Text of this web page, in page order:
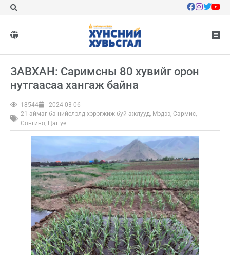
ЗАВХАН: Саримсны 80 хувийг орон
нутгаасаа хангаж байна
18544
2024-03-06
21 аймаг ба нийслэлд хэрэгжиж буй ажлууд, Мэдээ, Сармис,
Сонгино, Цаг үе